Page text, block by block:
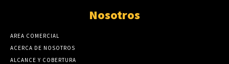
Nosotros
AREA COMERCIAL
ACERCA DE NOSOTROS
ALCANCE Y COBERTURA